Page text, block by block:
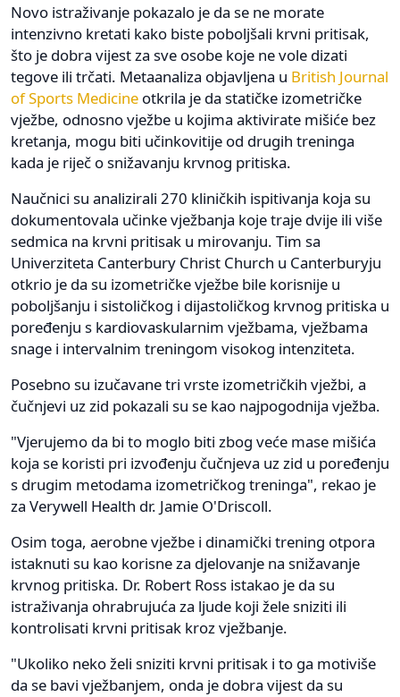
Novo istraživanje pokazalo je da se ne morate
intenzivno kretati kako biste poboljšali krvni pritisak,
što je dobra vijest za sve osobe koje ne vole dizati
tegove ili trčati. Metaanaliza objavljena u British Journal
of Sports Medicine otkrila je da statičke izometričke
vježbe, odnosno vježbe u kojima aktivirate mišiće bez
kretanja, mogu biti učinkovitije od drugih treninga
kada je riječ o snižavanju krvnog pritiska.
Naučnici su analizirali 270 kliničkih ispitivanja koja su
dokumentovala učinke vježbanja koje traje dvije ili više
sedmica na krvni pritisak u mirovanju. Tim sa
Univerziteta Canterbury Christ Church u Canterburyju
otkrio je da su izometričke vježbe bile korisnije u
poboljšanju i sistoličkog i dijastoličkog krvnog pritiska u
poređenju s kardiovaskularnim vježbama, vježbama
snage i intervalnim treningom visokog intenziteta.
Posebno su izučavane tri vrste izometričkih vježbi, a
čučnjevi uz zid pokazali su se kao najpogodnija vježba.
"Vjerujemo da bi to moglo biti zbog veće mase mišića
koja se koristi pri izvođenju čučnjeva uz zid u poređenju
s drugim metodama izometričkog treninga", rekao je
za Verywell Health dr. Jamie O'Driscoll.
Osim toga, aerobne vježbe i dinamički trening otpora
istaknuti su kao korisne za djelovanje na snižavanje
krvnog pritiska. Dr. Robert Ross istakao je da su
istraživanja ohrabrujuća za ljude koji žele sniziti ili
kontrolisati krvni pritisak kroz vježbanje.
"Ukoliko neko želi sniziti krvni pritisak i to ga motiviše
da se bavi vježbanjem, onda je dobra vijest da su